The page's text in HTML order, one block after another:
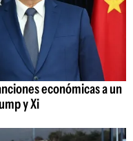
económicas a un
y Xi